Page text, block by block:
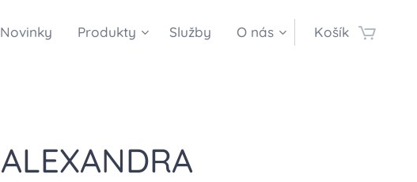
Novinky Produkty Služby O nás Košík
ALEXANDRA